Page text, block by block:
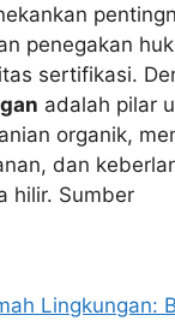
penegakan
sertifikasi.
adalah pilar
organik,
dan
hilir. Sumber
Lingkungan: